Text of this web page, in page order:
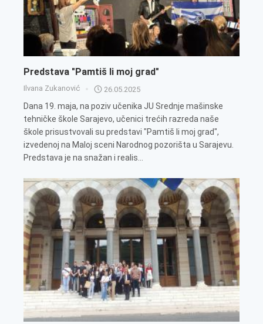
Predstava "Pamtiš li moj grad"
Ilvana Zukanović 26.05.2025
Dana 19. maja, na poziv učenika JU Srednje mašinske
tehničke škole Sarajevo, učenici trećih razreda naše
škole prisustvovali su predstavi "Pamtiš li moj grad",
izvedenoj na Maloj sceni Narodnog pozorišta u Sarajevu.
Predstava je na snažan i realis...